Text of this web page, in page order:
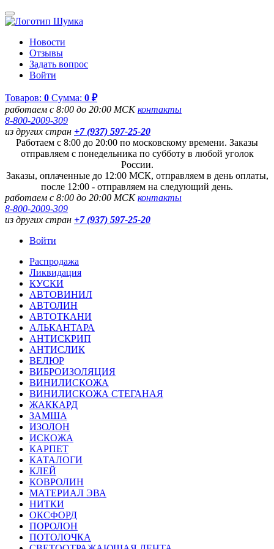
Новости
Отзывы
Задать вопрос
Войти
Товаров: 0 Сумма: 0 ₽
работаем с 8:00 до 20:00 МСКконтакты
8-800-2009-309
из других стран +7 (937) 597-25-20
Работаем с 8:00 до 20:00 по московскому времени. Заказы
отправляем с понедельника по субботу в любой уголок
России.
Заказы, оплаченные до 12:00 МСК, отправляем в день оплаты,
после 12:00 - отправляем на следующий день.
работаем с 8:00 до 20:00 МСКконтакты
8-800-2009-309
из других стран +7 (937) 597-25-20
Войти
Распродажа
Ликвидация
КУСКИ
АВТОВИНИЛ
АВТОЛИН
АВТОТКАНИ
АЛЬКАНТАРА
АНТИСКРИП
АНТИСЛИК
ВЕЛЮР
ВИБРОИЗОЛЯЦИЯ
ВИНИЛИСКОЖА
ВИНИЛИСКОЖА СТЕГАНАЯ
ЖАККАРД
ЗАМША
ИЗОЛОН
ИСКОЖА
КАРПЕТ
КАТАЛОГИ
КЛЕЙ
КОВРОЛИН
МАТЕРИАЛ ЭВА
НИТКИ
ОКСФОРД
ПОРОЛОН
ПОТОЛОЧКА